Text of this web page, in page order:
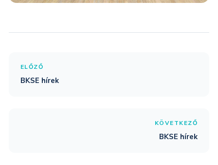
ELŐZŐ
BKSE hírek
KÖVETKEZŐ
BKSE hírek